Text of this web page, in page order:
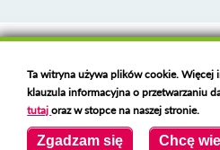
Deklaracja dostępności
Polski serwer RBLhttps://polspam.pl/
Copyright 2023 Urząd Miejski w
Created byVOBACOM Odnośnik
Ta witryna używa plików cookie.
klauzula informacyjna o przetwarzaniu
tutajoraz w stopce na naszej stronie.
Zgadzam się Chcę